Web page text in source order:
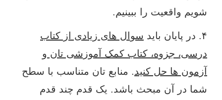
شویم واقعیت را ببینیم.
سوال های زیادی از کتاب
درسی، جزوه، کتاب کمک آموزشی تان و
آزمون ها حل کنید. منابع تان متناسب با سطح
شما در آن مبحث باشد. یک قدم چند قدم